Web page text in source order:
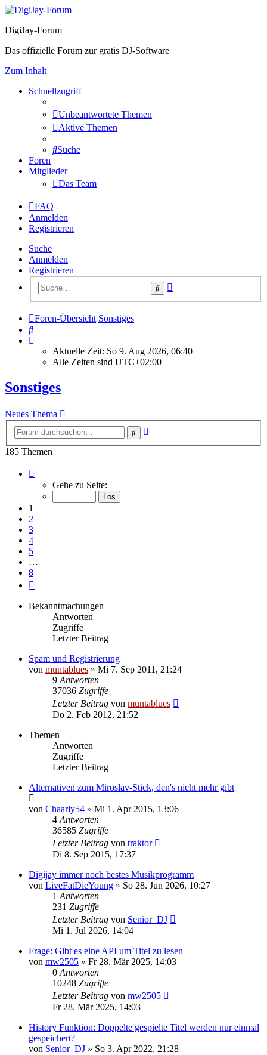
DigiJay-Forum
Das offizielle Forum zur gratis DJ-Software
Zum Inhalt
Schnellzugriff
Unbeantwortete Themen
Aktive Themen
Suche
Foren
Mitglieder
Das Team
FAQ
Anmelden
Registrieren
Suche
Anmelden
Registrieren
Suche
Foren-Übersicht Sonstiges
Suche
Aktuelle Zeit: So 9. Aug 2026, 06:40
Alle Zeiten sind UTC+02:00
Sonstiges
Neues Thema
Suche
185 Themen
von
Gehe zu Seite:
1
2
3
4
5
…
8
Bekanntmachungen
Antworten
Zugriffe
Letzter Beitrag
Spam und Registrierung
von muntablues » Mi 7. Sep 2011, 21:24
9 Antworten
37036 Zugriffe
Letzter Beitrag von muntablues
Do 2. Feb 2012, 21:52
Themen
Antworten
Zugriffe
Letzter Beitrag
Alternativen zum Miroslav-Stick, den's nicht mehr gibt
von Chaarly54 » Mi 1. Apr 2015, 13:06
4 Antworten
36585 Zugriffe
Letzter Beitrag von traktor
Di 8. Sep 2015, 17:37
Digijay immer noch bestes Musikprogramm
von LiveFatDieYoung » So 28. Jun 2026, 10:27
1 Antworten
231 Zugriffe
Letzter Beitrag von Senior_DJ
Mi 1. Jul 2026, 14:04
Frage: Gibt es eine API um Titel zu lesen
von mw2505 » Fr 28. Mär 2025, 14:03
0 Antworten
10248 Zugriffe
Letzter Beitrag von mw2505
Fr 28. Mär 2025, 14:03
History Funktion: Doppelte gespielte Titel werden nur einmal
gespeichert?
von Senior_DJ » So 3. Apr 2022, 21:28